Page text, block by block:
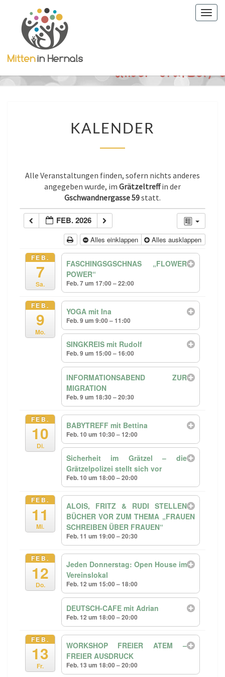
KALENDER
Alle Veranstaltungen finden, sofern nichts anderes
angegeben wurde, im Grätzeltreffin der
Gschwandnergasse 59statt.
FEB. 2026
Alles einklappen Alles ausklappen
FEB.
7
Sa.
FASCHINGSGSCHNAS „FLOWER
POWER“
Feb. 7 um 17:00 – 22:00
FEB.
9
Mo.
YOGA mit Ina
Feb. 9 um 9:00 – 11:00
SINGKREIS mit Rudolf
Feb. 9 um 15:00 – 16:00
INFORMATIONSABEND ZUR
MIGRATION
Feb. 9 um 18:30 – 20:30
FEB.
10
Di.
BABYTREFF mit Bettina
Feb. 10 um 10:30 – 12:00
Sicherheit im Grätzel – die
Grätzelpolizei stellt sich vor
Feb. 10 um 18:00 – 20:00
FEB.
11
Mi.
ALOIS, FRITZ & RUDI STELLEN
BÜCHER VOR ZUM THEMA „FRAUEN
SCHREIBEN ÜBER FRAUEN“
Feb. 11 um 19:00 – 20:30
FEB.
12
Do.
Jeden Donnerstag: Open House im
Vereinslokal
Feb. 12 um 15:00 – 18:00
DEUTSCH-CAFE mit Adrian
Feb. 12 um 18:00 – 20:00
FEB.
13
Fr.
WORKSHOP FREIER ATEM –
FREIER AUSDRUCK
Feb. 13 um 18:00 – 20:00